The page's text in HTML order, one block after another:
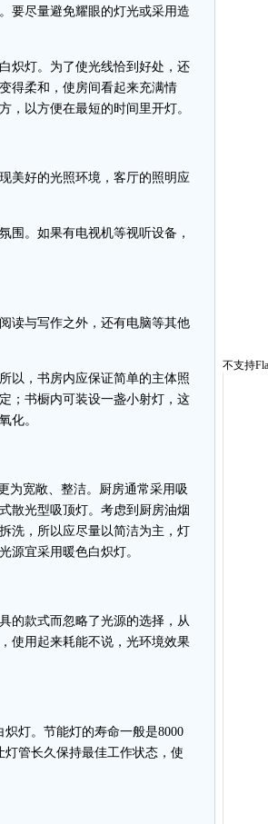
尽量避免耀眼的灯光或采用造
灯。为了使光线恰到好处，还
得柔和，使房间看起来充满情
，以方便在最短的时间里开灯。
好的光照环境，客厅的照明应
。如果有电视机等视听设备，
与写作之外，还有电脑等其他
，书房内应保证简单的主体照
；书橱内可装设一盏小射灯，这
化。
宽敞、整洁。厨房通常采用吸
散光型吸顶灯。考虑到厨房油烟
洗，所以应尽量以简洁为主，灯
源宜采用暖色白炽灯。
款式而忽略了光源的选择，从
使用起来耗能不说，光环境效果
灯。节能灯的寿命一般是8000
灯管长久保持最佳工作状态，使
不支持